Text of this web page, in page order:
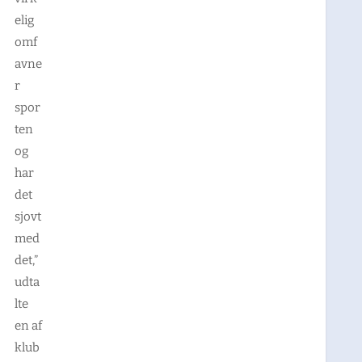
elig
omf
avne
r
spor
ten
og
har
det
sjovt
med
det,”
udta
lte
en af
klub